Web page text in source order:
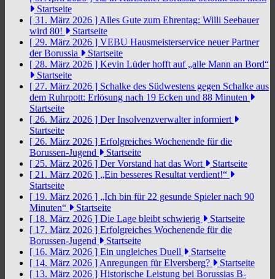
Startseite
[ 31. März 2026 ] Alles Gute zum Ehrentag: Willi Seebauer
wird 80!
Startseite
[ 29. März 2026 ] VEBU Hausmeisterservice neuer Partner
der Borussia
Startseite
[ 28. März 2026 ] Kevin Lüder hofft auf „alle Mann an Bord“
Startseite
[ 27. März 2026 ] Schalke des Südwestens gegen Schalke aus
dem Ruhrpott: Erlösung nach 19 Ecken und 88 Minuten
Startseite
[ 26. März 2026 ] Der Insolvenzverwalter informiert
Startseite
[ 26. März 2026 ] Erfolgreiches Wochenende für die
Borussen-Jugend
Startseite
[ 25. März 2026 ] Der Vorstand hat das Wort
Startseite
[ 21. März 2026 ] „Ein besseres Resultat verdient!“
Startseite
[ 19. März 2026 ] „Ich bin für 22 gesunde Spieler nach 90
Minuten“
Startseite
[ 18. März 2026 ] Die Lage bleibt schwierig
Startseite
[ 17. März 2026 ] Erfolgreiches Wochenende für die
Borussen-Jugend
Startseite
[ 16. März 2026 ] Ein ungleiches Duell
Startseite
[ 14. März 2026 ] Anregungen für Elversberg?
Startseite
[ 13. März 2026 ] Historische Leistung bei Borussias B-